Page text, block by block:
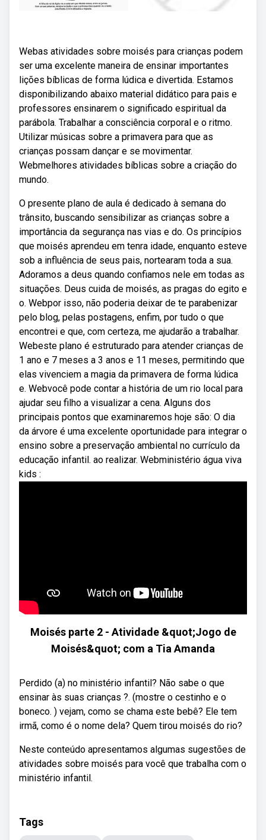
Webas atividades sobre moisés para crianças podem
ser uma excelente maneira de ensinar importantes
lições bíblicas de forma lúdica e divertida. Estamos
disponibilizando abaixo material didático para pais e
professores ensinarem o significado espiritual da
parábola. Trabalhar a consciência corporal e o ritmo.
Utilizar músicas sobre a primavera para que as
crianças possam dançar e se movimentar.
Webmelhores atividades bíblicas sobre a criação do
mundo.
O presente plano de aula é dedicado à semana do
trânsito, buscando sensibilizar as crianças sobre a
importância da segurança nas vias e do. Os princípios
que moisés aprendeu em tenra idade, enquanto esteve
sob a influência de seus pais, nortearam toda a sua.
Adoramos a deus quando confiamos nele em todas as
situações. Deus cuida de moisés, as pragas do egito e
o. Webpor isso, não poderia deixar de te parabenizar
pelo blog, pelas postagens, enfim, por tudo o que
encontrei e que, com certeza, me ajudarão a trabalhar.
Webeste plano é estruturado para atender crianças de
1 ano e 7 meses a 3 anos e 11 meses, permitindo que
elas vivenciem a magia da primavera de forma lúdica
e. Webvocê pode contar a história de um rio local para
ajudar seu filho a visualizar a cena. Alguns dos
principais pontos que examinaremos hoje são: O dia
da árvore é uma excelente oportunidade para integrar o
ensino sobre a preservação ambiental no currículo da
educação infantil. ao realizar. Webministério água viva
kids :
Moisés parte 2 - Atividade &quot;Jogo de
Moisés&quot; com a Tia Amanda
Perdido (a) no ministério infantil? Não sabe o que
ensinar às suas crianças ?. (mostre o cestinho e o
boneco. ) vejam, como se chama este bebê? Ele tem
irmã, como é o nome dela? Quem tirou moisés do rio?
Neste conteúdo apresentamos algumas sugestões de
atividades sobre moisés para você que trabalha com o
ministério infantil.
Tags